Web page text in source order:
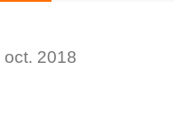
oct. 2018